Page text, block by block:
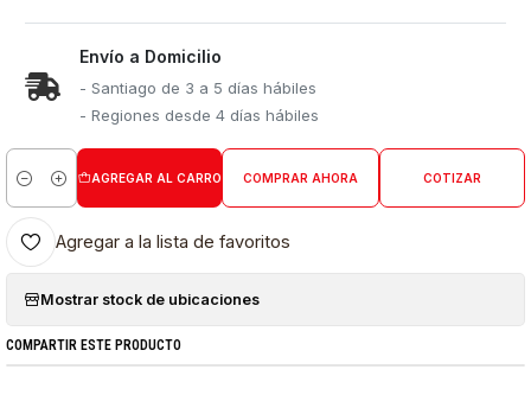
Envío a Domicilio
- Santiago de 3 a 5 días hábiles
- Regiones desde 4 días hábiles
Cantidad
AGREGAR AL CARRO COMPRAR AHORA COTIZAR
Agregar a la lista de favoritos
Mostrar stock de ubicaciones
COMPARTIR ESTE PRODUCTO